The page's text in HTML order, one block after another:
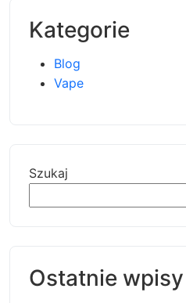
Kategorie
Blog
Vape
Szukaj
Ostatnie wpisy